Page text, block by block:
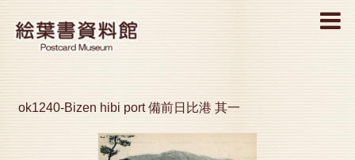
MENU
ok1240-Bizen hibi port 備前日比港 其一